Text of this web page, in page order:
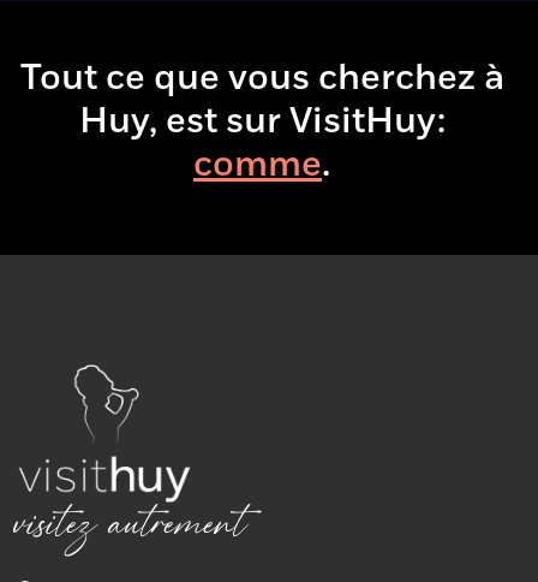
Tout ce que vous cherchez à
Huy, est sur VisitHuy:c
visitez autrement
Quai de Namur 1, 4500 Huy